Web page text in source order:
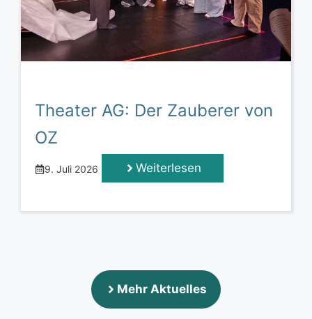
Theater AG: Der Zauberer von
OZ
9. Juli 2026 Weiterlesen
Mehr Aktuelles